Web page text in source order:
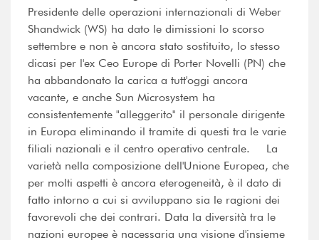
Presidente delle operazioni internazionali di Weber
Shandwick (WS) ha dato le dimissioni lo scorso
settembre e non è ancora stato sostituito, lo stesso
dicasi per l'ex Ceo Europe di Porter Novelli (PN) che
ha abbandonato la carica a tutt'oggi ancora
vacante, e anche Sun Microsystem ha
consistentemente "alleggerito" il personale dirigente
in Europa eliminando il tramite di questi tra le varie
filiali nazionali e il centro operativo centrale. La
varietà nella composizione dell'Unione Europea, che
per molti aspetti è ancora eterogeneità, è il dato di
fatto intorno a cui si avviluppano sia le ragioni dei
favorevoli che dei contrari. Data la diversità tra le
nazioni europee è nacessaria una visione d'insieme